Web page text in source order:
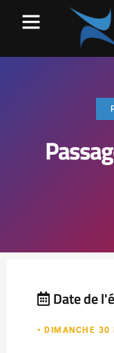
Date de
• DIMANCHE